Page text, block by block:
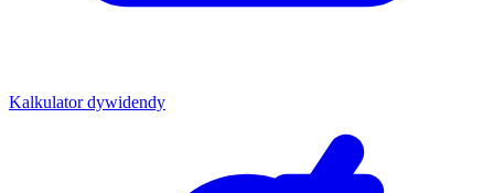
Kalkulator dywidendy